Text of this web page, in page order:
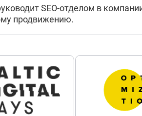
SEO-отделом в
продвижению.